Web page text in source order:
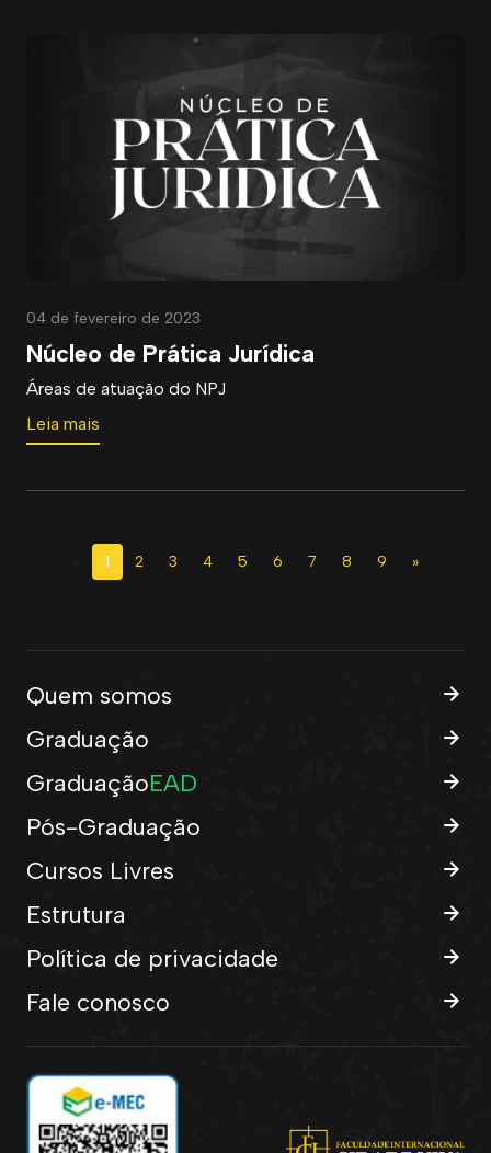
04 de fevereiro de 2023
Núcleo de Prática Jurídica
Áreas de atuação do NPJ
Leia mais
1 2 3 4 5 6 7 8 9 »
Quem somos
Graduação
GraduaçãoEAD
Pós-Graduação
Cursos Livres
Estrutura
Política de privacidade
Fale conosco